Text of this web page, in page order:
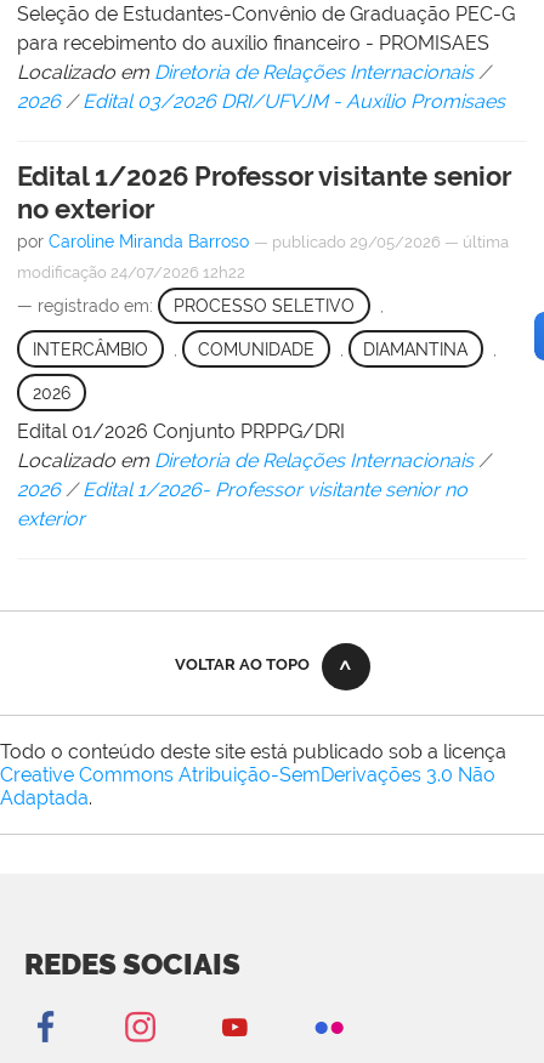
Seleção de Estudantes-Convênio de Graduação PEC-G
para recebimento do auxílio financeiro - PROMISAES
Localizado em Diretoria de Relações Internacionais /
2026 /Edital 03/2026 DRI/UFVJM - Auxílio Promisaes
Edital 1/2026 Professor visitante senior
no exterior
por Caroline Miranda Barroso — publicado 29/05/2026 — última
modificação 24/07/2026 12h22
— registrado em: PROCESSO SELETIVO
INTERCÂMBIO COMUNIDADE DIAMANTINA
2026
Edital 01/2026 Conjunto PRPPG/DRI
Localizado em Diretoria de Relações Internacionais /
2026 /Edital 1/2026- Professor visitante senior no
exterior
VOLTAR AO TOPO
Todo o conteúdo deste site está publicado sob a licença
Creative Commons Atribuição-SemDerivações 3.0 Não
Adaptada.
REDES SOCIAIS